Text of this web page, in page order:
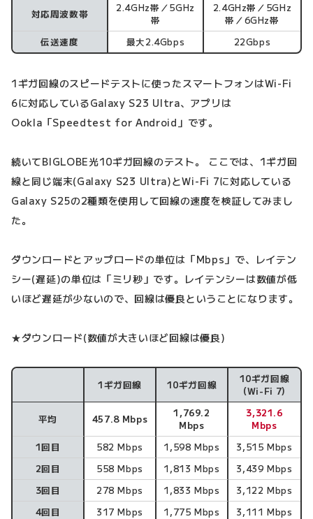
対応周波数帯
2.4GHz帯／5GHz
帯
2.4GHz帯／5GHz
帯／6GHz帯
伝送速度
最大2.4Gbps 22Gbps
1ギガ回線のスピードテストに使ったスマートフォンはWi-Fi
6に対応しているGalaxy S23 Ultra、アプリは
Ookla「Speedtest for Android」です。
続いてBIGLOBE光10ギガ回線のテスト。 ここでは、1ギガ回
線と同じ端末(Galaxy S23 Ultra)とWi-Fi 7に対応している
Galaxy S25の2種類を使用して回線の速度を検証してみまし
た。
ダウンロードとアップロードの単位は「Mbps」で、レイテン
シー(遅延)の単位は「ミリ秒」です。レイテンシーは数値が低
いほど遅延が少ないので、回線は優良ということになります。
★ダウンロード(数値が大きいほど回線は優良)
ダウンロード速度
1ギガ回線 10ギガ回線
10ギガ回線
(Wi-Fi 7)
平均 457.8 Mbps
1,769.2
Mbps
3,321.6
Mbps
1回目
582 Mbps 1,598 Mbps
3,515 Mbps
2回目
558 Mbps 1,813 Mbps
3,439 Mbps
3回目
278 Mbps 1,833 Mbps
3,122 Mbps
4回目
317 Mbps 1,775 Mbps
3,111 Mbps